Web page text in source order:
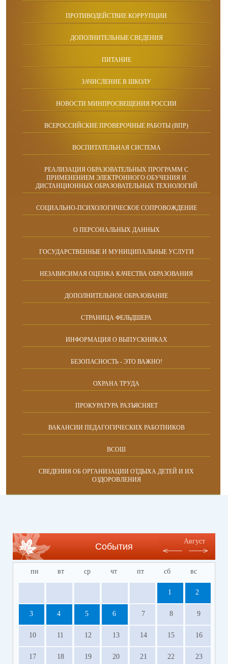
ПРОТИВОДЕЙСТВИЕ КОРРУПЦИИ
ДОПОЛНИТЕЛЬНЫЕ СВЕДЕНИЯ
ПИТАНИЕ
ЗАЧИСЛЕНИЕ В ШКОЛУ
НОВОСТИ МИНПРОСВЕЩЕНИЯ РОССИИ
ВСЕРОССИЙСКИЕ ПРОВЕРОЧНЫЕ РАБОТЫ (ВПР)
ВОСПИТАТЕЛЬНАЯ СИСТЕМА
РЕАЛИЗАЦИЯ ОБРАЗОВАТЕЛЬНЫХ ПРОГРАММ С
ПРИМЕНЕНИЕМ ЭЛЕКТРОННОГО ОБУЧЕНИЯ И
ДИСТАНЦИОННЫХ ОБРАЗОВАТЕЛЬНЫХ ТЕХНОЛОГИЙ
СОЦИАЛЬНО-ПСИХОЛОГИЧЕСКОЕ СОПРОВОЖДЕНИЕ
О ПЕРСОНАЛЬНЫХ ДАННЫХ
ГОСУДАРСТВЕННЫЕ И МУНИЦИПАЛЬНЫЕ УСЛУГИ
НЕЗАВИСИМАЯ ОЦЕНКА КАЧЕСТВА ОБРАЗОВАНИЯ
ДОПОЛНИТЕЛЬНОЕ ОБРАЗОВАНИЕ
СТРАНИЦА ФЕЛЬДШЕРА
ИНФОРМАЦИЯ О ВЫПУСКНИКАХ
БЕЗОПАСНОСТЬ - ЭТО ВАЖНО!
ОХРАНА ТРУДА
ПРОКУРАТУРА РАЗЪЯСНЯЕТ
ВАКАНСИИ ПЕДАГОГИЧЕСКИХ РАБОТНИКОВ
ВСОШ
СВЕДЕНИЯ ОБ ОРГАНИЗАЦИИ ОТДЫХА ДЕТЕЙ И ИХ
ОЗДОРОВЛЕНИЯ
События
Август
пн вт ср чт пт сб вс
1 2
3 4 5 6 7 8 9
10 11 12 13 14 15 16
17 18 19 20 21 22 23